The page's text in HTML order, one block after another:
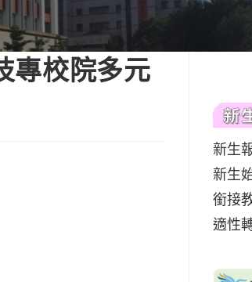
專校院多元
新生
新生
銜接
適性